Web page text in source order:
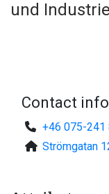
und
Contact info
+46 075-241
Strömgatan